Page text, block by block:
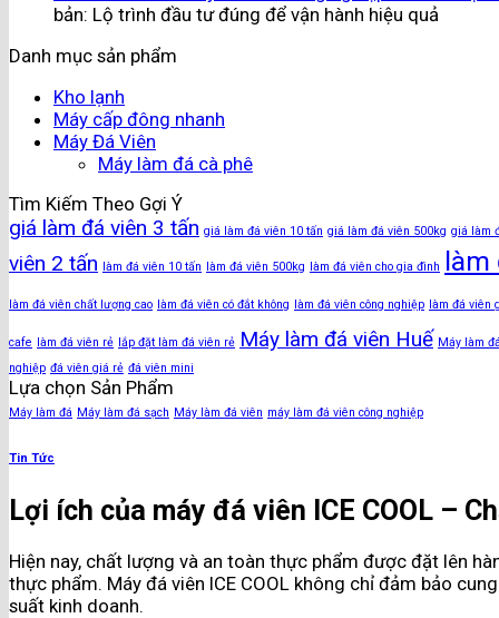
bản: Lộ trình đầu tư đúng để vận hành hiệu quả
Danh mục sản phẩm
Kho lạnh
Máy cấp đông nhanh
Máy Đá Viên
Máy làm đá cà phê
Tìm Kiếm Theo Gợi Ý
giá làm đá viên 3 tấn giá làm đá viên 10 tấn giá làm đá viên 500kg giá làm
viên 2 tấn
làm đá viên 10 tấn làm đá viên 500kg làm đá viên cho gia đình làm
làm đá viên chất lượng cao làm đá viên có đắt không làm đá viên công nghiệp làm đá viên
cafe làm đá viên rẻ lắp đặt làm đá viên rẻ Máy làm đá viên Huế Máy làm
nghiệp đá viên giá rẻ đá viên mini
Lựa chọn Sản Phẩm
Máy làm đá Máy làm đá sạch Máy làm đá viên máy làm đá viên công nghiệp
Tin Tức
Lợi ích của máy đá viên ICE COOL –
Hiện nay, chất lượng và an toàn thực phẩm được đặt lên
thực phẩm. Máy đá viên ICE COOL không chỉ đảm bảo
suất kinh doanh.